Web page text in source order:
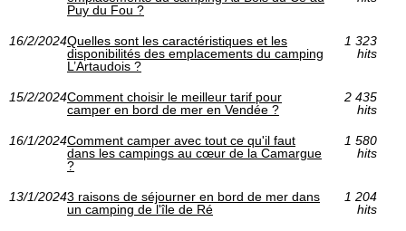
Puy du Fou ?
16/2/2024Quelles sont les caractéristiques et les
disponibilités des emplacements du camping
L’Artaudois ?
1 323
hits
15/2/2024Comment choisir le meilleur tarif pour
camper en bord de mer en Vendée ?
2 435
hits
16/1/2024Comment camper avec tout ce qu'il faut
dans les campings au cœur de la Camargue
?
1 580
hits
13/1/20243 raisons de séjourner en bord de mer dans
un camping de l'île de Ré
1 204
hits